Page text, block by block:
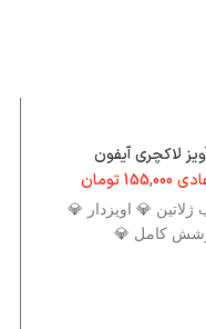
لاکچری آیفون
155,000 تومان
💎 اویزدار 💎
کامل 💎